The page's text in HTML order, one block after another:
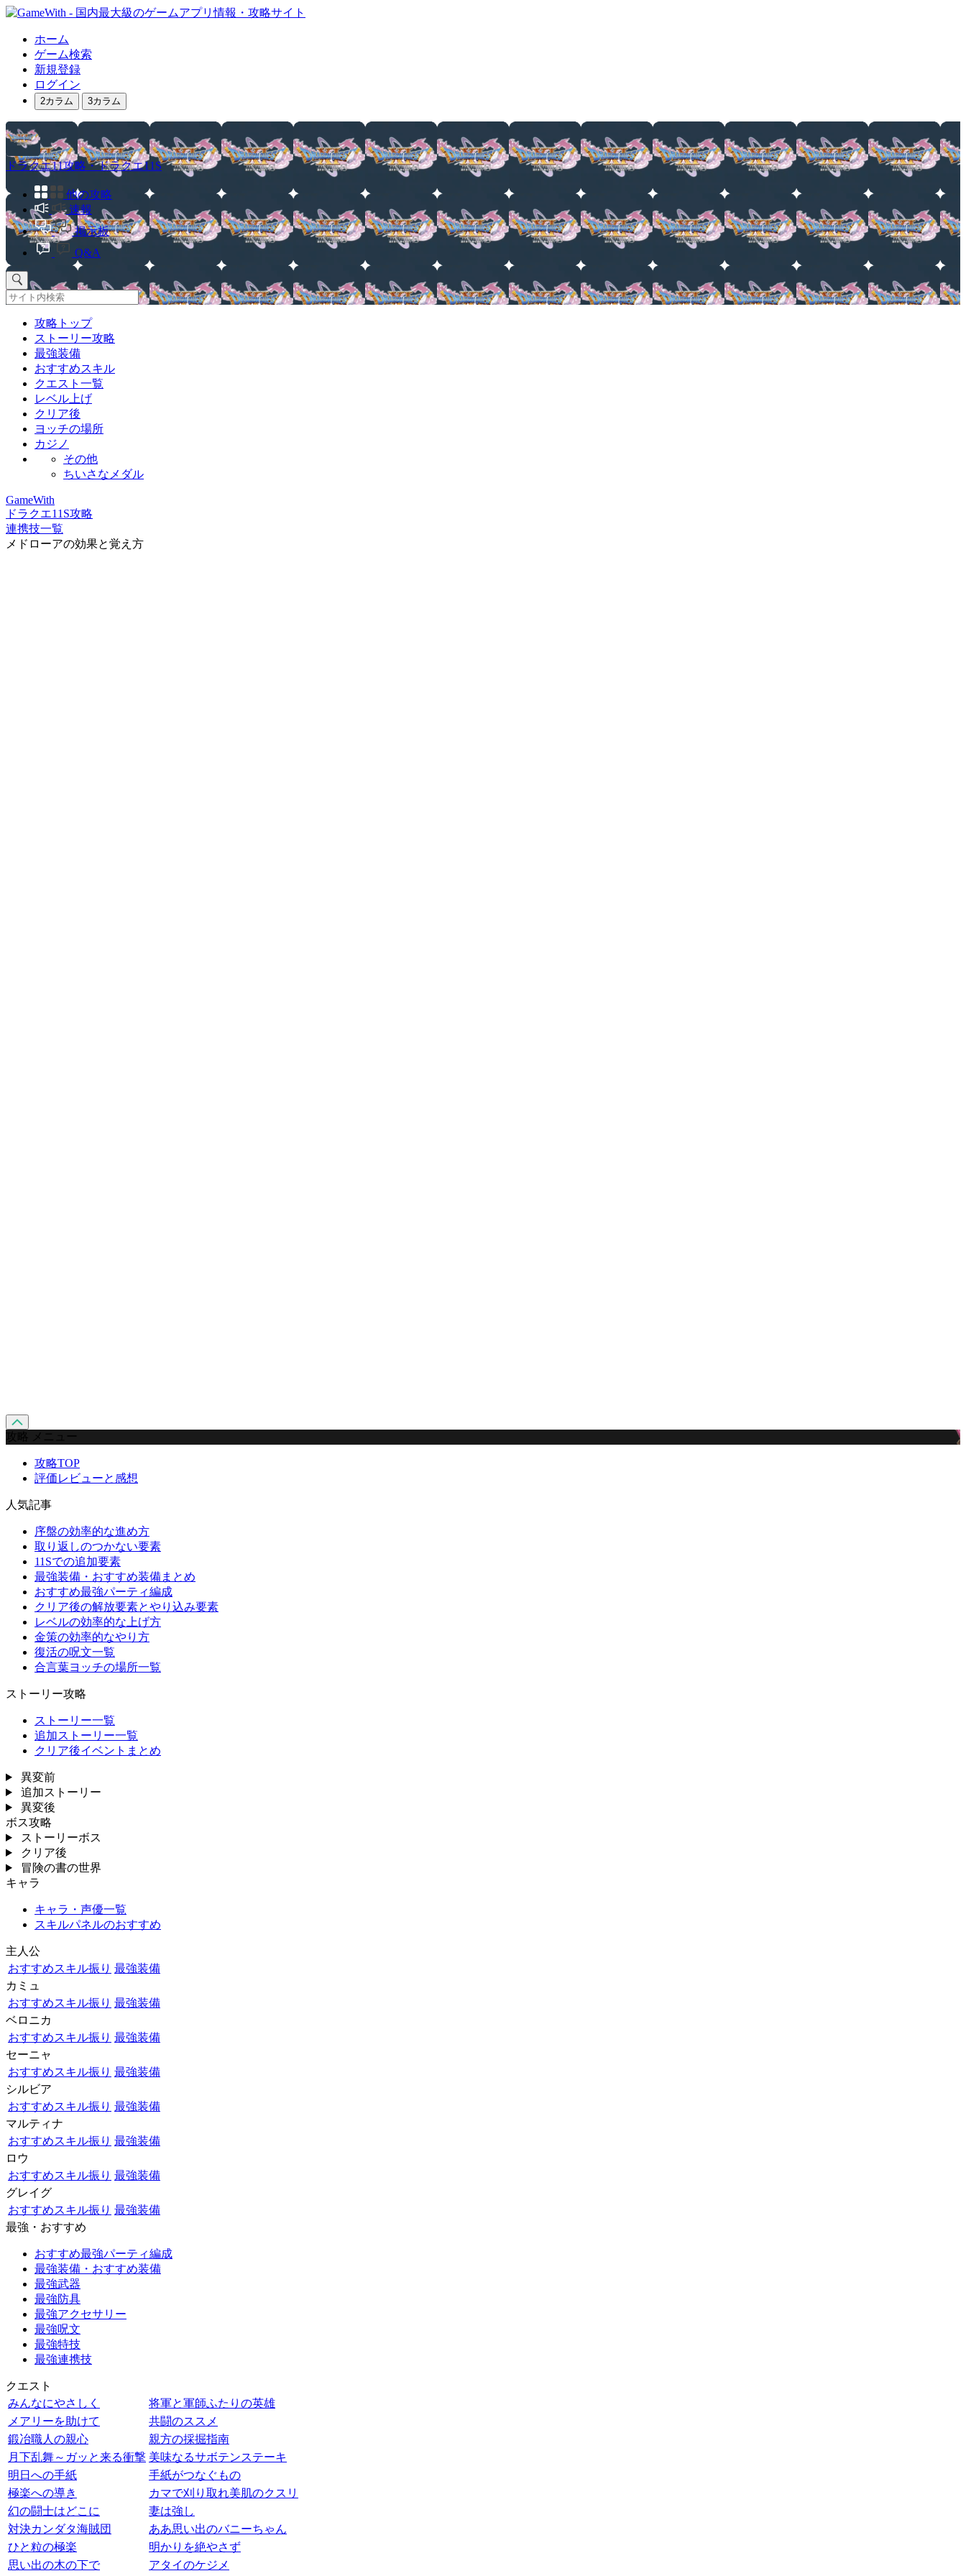
ホーム
ゲーム検索
新規登録
ログイン
2カラム 3カラム
ドラクエ11攻略・ドラクエ11S
他の攻略
速報
掲示板
Q&A
攻略トップ
ストーリー攻略
最強装備
おすすめスキル
クエスト一覧
レベル上げ
クリア後
ヨッチの場所
カジノ
その他
ちいさなメダル
GameWith
ドラクエ11S攻略
連携技一覧
メドローアの効果と覚え方
攻略 メニュー
攻略TOP
評価レビューと感想
人気記事
序盤の効率的な進め方
取り返しのつかない要素
11Sでの追加要素
最強装備・おすすめ装備まとめ
おすすめ最強パーティ編成
クリア後の解放要素とやり込み要素
レベルの効率的な上げ方
金策の効率的なやり方
復活の呪文一覧
合言葉ヨッチの場所一覧
ストーリー攻略
ストーリー一覧
追加ストーリー一覧
クリア後イベントまとめ
異変前
追加ストーリー
異変後
ボス攻略
ストーリーボス
クリア後
冒険の書の世界
キャラ
キャラ・声優一覧
スキルパネルのおすすめ
主人公
おすすめスキル振り 最強装備
カミュ
おすすめスキル振り 最強装備
ベロニカ
おすすめスキル振り 最強装備
セーニャ
おすすめスキル振り 最強装備
シルビア
おすすめスキル振り 最強装備
マルティナ
おすすめスキル振り 最強装備
ロウ
おすすめスキル振り 最強装備
グレイグ
おすすめスキル振り 最強装備
最強・おすすめ
おすすめ最強パーティ編成
最強装備・おすすめ装備
最強武器
最強防具
最強アクセサリー
最強呪文
最強特技
最強連携技
クエスト
みんなにやさしく
将軍と軍師ふたりの英雄
メアリーを助けて
共闘のススメ
鍛冶職人の親心
親方の採掘指南
月下乱舞～ガッと来る衝撃 美味なるサボテンステーキ
明日への手紙
手紙がつなぐもの
極楽への導き
カマで刈り取れ美肌のクスリ
幻の闘士はどこに
妻は強し
対決カンダタ海賊団
ああ思い出のバニーちゃん
ひと粒の極楽
明かりを絶やさず
思い出の木の下で
アタイのケジメ